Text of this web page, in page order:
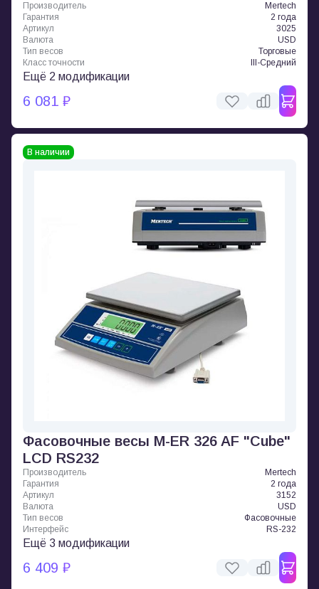
Производитель
Mertech
Гарантия
2 года
Артикул
3025
Валюта
USD
Тип весов
Торговые
Класс точности
III-Средний
Ещё 2 модификации
6 081 ₽
В наличии
Фасовочные весы M-ER 326 AF "Cube"
LCD RS232
Производитель
Mertech
Гарантия
2 года
Артикул
3152
Валюта
USD
Тип весов
Фасовочные
Интерфейс
RS-232
Ещё 3 модификации
6 409 ₽